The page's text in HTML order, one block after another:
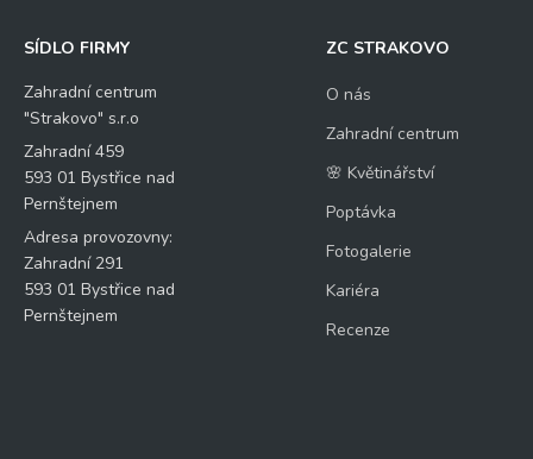
SÍDLO FIRMY
Zahradní centrum
"Strakovo" s.r.o
Zahradní 459
593 01 Bystřice nad
Pernštejnem
Adresa provozovny:
Zahradní 291
593 01 Bystřice nad
Pernštejnem
ZC STRAKOVO
O nás
Zahradní centrum
🌸 Květinářství
Poptávka
Fotogalerie
Kariéra
Recenze